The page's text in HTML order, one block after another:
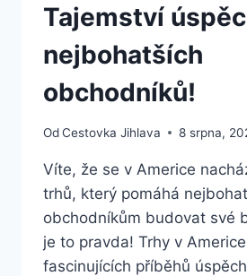
Tajemství
nejbohatších
obchodníků!
OdCestovka Jihlava 8 srpna,
Víte, že se v Americe
trhů, který pomáhá
obchodníkům budovat své
je to pravda! Trhy v
fascinujících příběhů